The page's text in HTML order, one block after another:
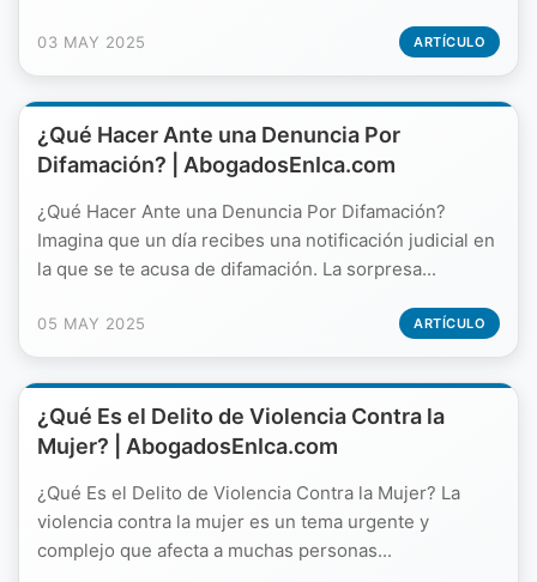
03 MAY 2025 ARTÍCULO
¿Qué Hacer Ante una Denuncia Por
Difamación? | AbogadosEnIca.com
¿Qué Hacer Ante una Denuncia Por Difamación?
Imagina que un día recibes una notificación judicial en
la que se te acusa de difamación. La sorpresa...
05 MAY 2025 ARTÍCULO
¿Qué Es el Delito de Violencia Contra la
Mujer? | AbogadosEnIca.com
¿Qué Es el Delito de Violencia Contra la Mujer? La
violencia contra la mujer es un tema urgente y
complejo que afecta a muchas personas...